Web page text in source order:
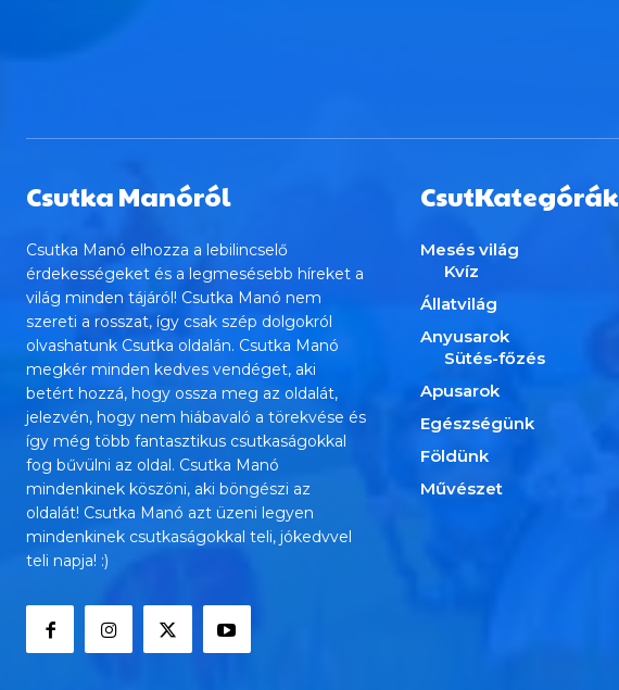
Csutka Manóról
Csutka Manó elhozza a lebilincselő
érdekességeket és a legmesésebb híreket a
világ minden tájáról! Csutka Manó nem
szereti a rosszat, így csak szép dolgokról
olvashatunk Csutka oldalán. Csutka Manó
megkér minden kedves vendéget, aki
betért hozzá, hogy ossza meg az oldalát,
jelezvén, hogy nem hiábavaló a törekvése és
így még több fantasztikus csutkaságokkal
fog bűvülni az oldal. Csutka Manó
mindenkinek köszöni, aki böngészi az
oldalát! Csutka Manó azt üzeni legyen
mindenkinek csutkaságokkal teli, jókedvvel
teli napja! :)
CsutKategórák
Mesés világ
Kvíz
Állatvilág
Anyusarok
Sütés-főzés
Apusarok
Egészségünk
Földünk
Művészet